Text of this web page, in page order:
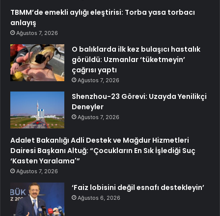
TBMM’de emekli aylığı eleştirisi: Torba yasa torbacı
anlayış
Ağustos 7, 2026
O balıklarda ilk kez bulaşıcı hastalık
görüldü: Uzmanlar ‘tüketmeyin’
çağrısı yaptı
Ağustos 7, 2026
Shenzhou-23 Görevi: Uzayda Yenilikçi
Deneyler
Ağustos 7, 2026
Adalet Bakanlığı Adli Destek ve Mağdur Hizmetleri
Dairesi Başkanı Altuğ: “Çocukların En Sık İşlediği Suç
‘Kasten Yaralama'”
Ağustos 7, 2026
‘Faiz lobisini değil esnafı destekleyin’
Ağustos 6, 2026